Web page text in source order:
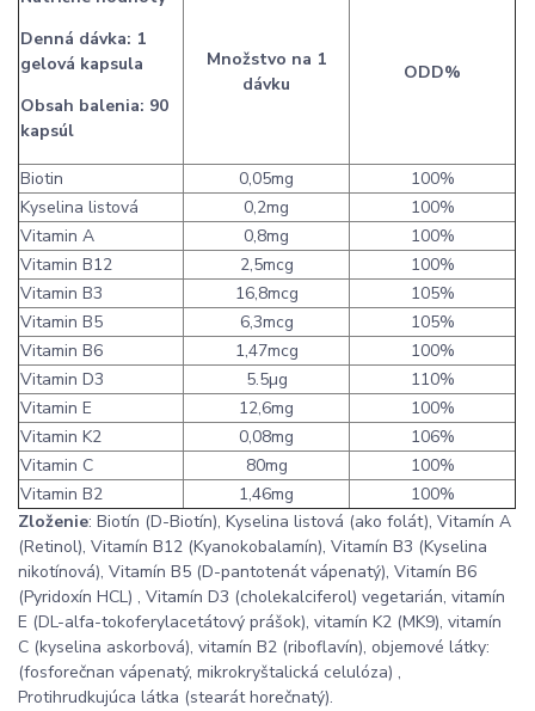
Denná dávka: 1
gelová kapsula
Obsah balenia: 90
kapsúl
Množstvo na 1
dávku
ODD%
Biotin 0,05mg
100%
Kyselina listová
0,2mg
100%
Vitamin A
0,8mg
100%
Vitamin B12
2,5mcg
100%
Vitamin B3
16,8mcg
105%
Vitamin B5
6,3mcg
105%
Vitamin B6
1,47mcg
100%
Vitamin D3
5.5µg
110%
Vitamin E
12,6mg
100%
Vitamin K2
0,08mg
106%
Vitamin C
80mg
100%
Vitamin B2
1,46mg
100%
Zloženie: Biotín (D-Biotín), Kyselina listová (ako folát), Vitamín A
(Retinol), Vitamín B12 (Kyanokobalamín), Vitamín B3 (Kyselina
nikotínová), Vitamín B5 (D-pantotenát vápenatý), Vitamín B6
(Pyridoxín HCL) , Vitamín D3 (cholekalciferol) vegetarián, vitamín
E (DL-alfa-tokoferylacetátový prášok), vitamín K2 (MK9), vitamín
C (kyselina askorbová), vitamín B2 (riboflavín), objemové látky:
(fosforečnan vápenatý, mikrokryštalická celulóza) ,
Protihrudkujúca látka (stearát horečnatý).